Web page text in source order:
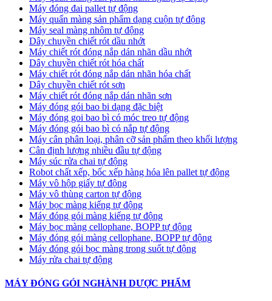
Máy đóng đai pallet tự động
Máy quấn màng sản phẩm dạng cuộn tự động
Máy seal màng nhôm tự động
Dây chuyền chiết rót dầu nhớt
Máy chiết rót đóng nắp dán nhãn dầu nhớt
Dây chuyền chiết rót hóa chất
Máy chiết rót đóng nắp dán nhãn hóa chất
Dây chuyền chiết rót sơn
Máy chiết rót đóng nắp dán nhãn sơn
Máy đóng gói bao bi dạng đặc biệt
Máy đóng goi bao bì có móc treo tự động
Máy đóng gói bao bì có nắp tự động
Máy cân phân loại, phân cỡ sản phẩm theo khối lượng
Cân định lượng nhiều đầu tự động
Máy súc rửa chai tự động
Robot chất xếp, bốc xếp hàng hóa lên pallet tự động
Máy vô hộp giấy tự động
Máy vô thùng carton tự động
Máy bọc màng kiếng tự động
Máy đóng gói màng kiếng tự động
Máy bọc màng cellophane, BOPP tự động
Máy đóng gói màng cellophane, BOPP tự động
Máy đóng gói bọc màng trong suốt tự động
Máy rửa chai tự động
MÁY ĐÓNG GÓI NGHÀNH DƯỢC PHẨM